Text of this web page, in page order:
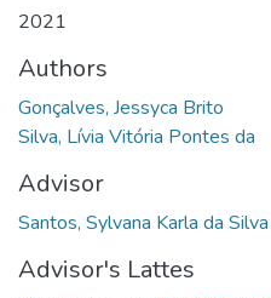
2021
Authors
Gonçalves, Jessyca Brito
Silva, Lívia Vitória Pontes da
Advisor
Santos, Sylvana Karla da
Advisor's Lattes